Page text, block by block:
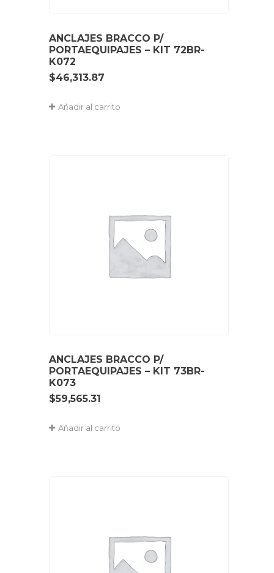
ANCLAJES BRACCO P/
PORTAEQUIPAJES – KIT 72BR-
K072
$46,313.87
Añadir al carrito
ANCLAJES BRACCO P/
PORTAEQUIPAJES – KIT 73BR-
K073
$59,565.31
Añadir al carrito